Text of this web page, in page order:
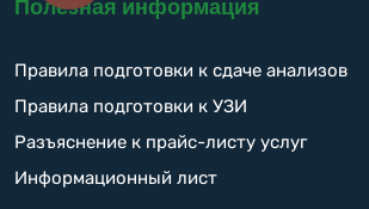
Полезная информация
Правила подготовки к сдаче анализов
Правила подготовки к УЗИ
Разъяснение к прайс-листу услуг
Информационный лист